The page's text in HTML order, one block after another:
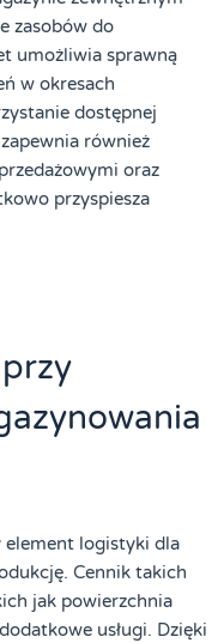
zasobów do
umożliwia sprawną
w okresach
dostępnej
również
oraz
przyspiesza
element logistyki dla
Cennik takich
jak powierzchnia
usługi. Dzięki